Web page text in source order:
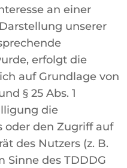
an einer
unserer
erfolgt die
auf Grundlage von
§ 25 Abs. 1
die
oder den Zugriff auf
des Nutzers (z. B.
Sinne des TDDDG